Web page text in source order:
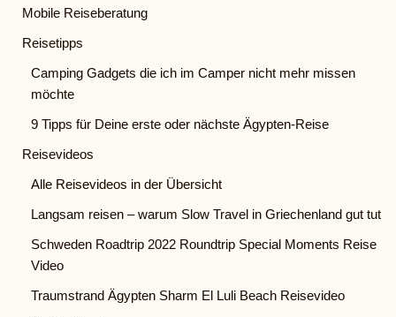
Mobile Reiseberatung
Reisetipps
Camping Gadgets die ich im Camper nicht mehr missen
möchte
9 Tipps für Deine erste oder nächste Ägypten-Reise
Reisevideos
Alle Reisevideos in der Übersicht
Langsam reisen – warum Slow Travel in Griechenland gut tut
Schweden Roadtrip 2022 Roundtrip Special Moments Reise
Video
Traumstrand Ägypten Sharm El Luli Beach Reisevideo